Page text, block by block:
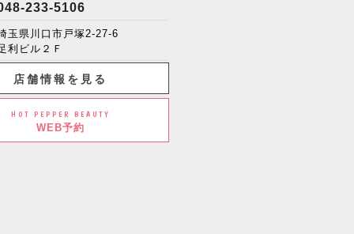
233-5106
玉県川口市戸塚2-27-6
利ビル２Ｆ
店舗情報を見る
HOT PEPPER BEAUTY
WEB予約